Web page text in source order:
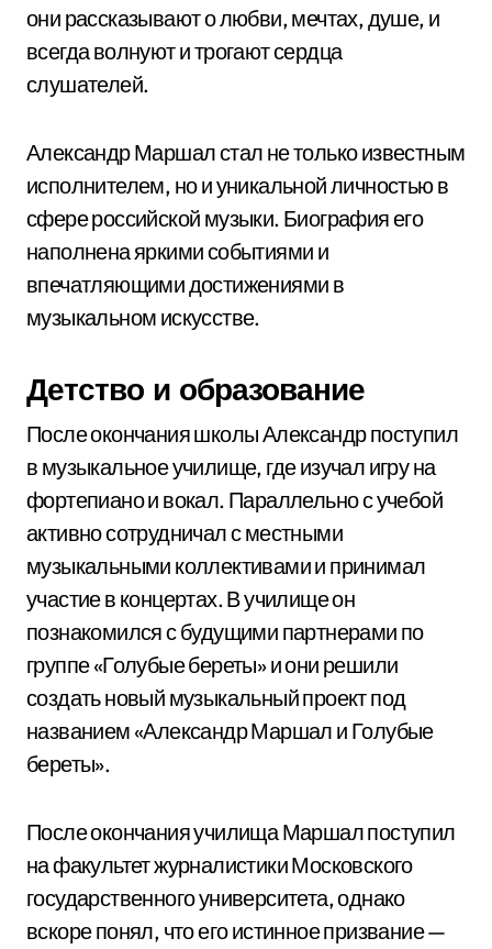
они рассказывают о любви, мечтах, душе, и
всегда волнуют и трогают сердца
слушателей.
Александр Маршал стал не только известным
исполнителем, но и уникальной личностью в
сфере российской музыки. Биография его
наполнена яркими событиями и
впечатляющими достижениями в
музыкальном искусстве.
Детство и образование
После окончания школы Александр поступил
в музыкальное училище, где изучал игру на
фортепиано и вокал. Параллельно с учебой
активно сотрудничал с местными
музыкальными коллективами и принимал
участие в концертах. В училище он
познакомился с будущими партнерами по
группе «Голубые береты» и они решили
создать новый музыкальный проект под
названием «Александр Маршал и Голубые
береты».
После окончания училища Маршал поступил
на факультет журналистики Московского
государственного университета, однако
вскоре понял, что его истинное призвание —